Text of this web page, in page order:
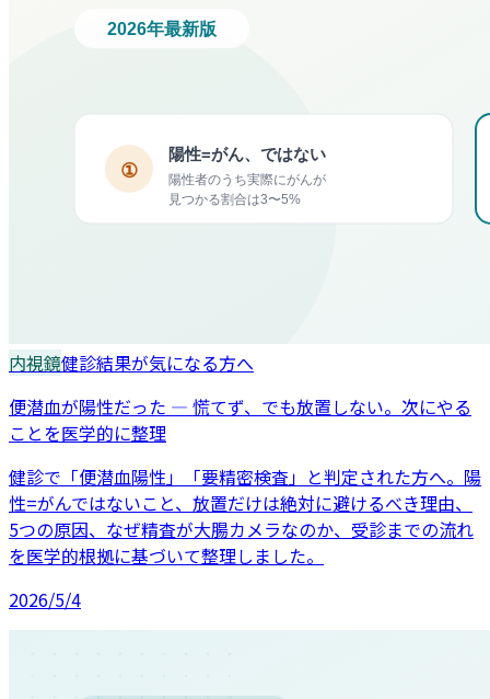
内視鏡健診結果が気になる方へ
便潜血が陽性だった — 慌てず、でも放置しない。次にやる
ことを医学的に整理
健診で「便潜血陽性」「要精密検査」と判定された方へ。陽
性=がんではないこと、放置だけは絶対に避けるべき理由、
5つの原因、なぜ精査が大腸カメラなのか、受診までの流れ
を医学的根拠に基づいて整理しました。
2026/5/4